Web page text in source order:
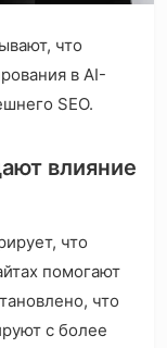
что
в AI-
SEO.
влияние
что
помогают
что
с более